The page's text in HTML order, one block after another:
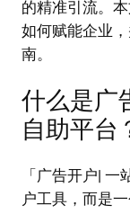
的精准引流。
如何赋能企业
南。
什么是广
自助平台
「广告开户|
户工具，而是